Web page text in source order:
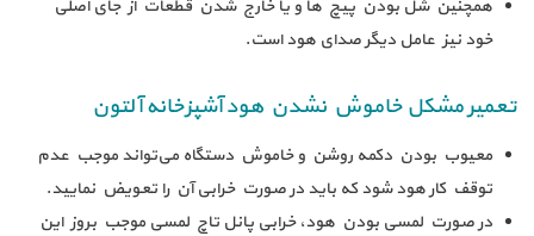
همچنین شل بودن پیچ ها و یا خارج شدن قطعات از جای اصلی
خود نیز عامل دیگر صدای هود است.
تعمیر مشکل خاموش نشدن هود آشپزخانه آلتون
معیوب بودن دکمه روشن و خاموش دستگاه می‌تواند موجب عدم
توقف کار هود شود که باید در صورت خرابی آن را تعویض نمایید.
در صورت لمسی بودن هود، خرابی پانل تاچ لمسی موجب بروز این